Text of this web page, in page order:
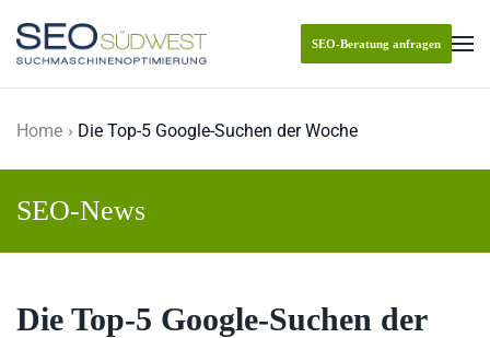
Skip to main content
SEO-Beratung anfragen
Home Die Top-5 Google-Suchen der Woche
SEO-News
Die Top-5 Google-Suchen der